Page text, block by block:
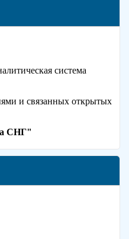
система
и связанных открытых
СНГ"